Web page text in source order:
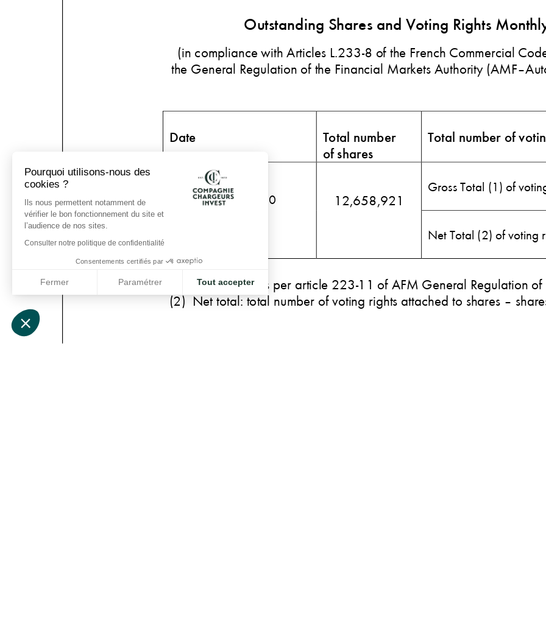
Pourquoi utilisons-nous des
cookies ?
Ils nous permettent notamment de
vérifier le bon fonctionnement du site et
l’audience de nos sites.
Consulter notre politique de confidentialité
Consentements certifiés par
Fermer Paramétrer Tout accepter
Plateforme de Gestion du Consentement : Personnalisez vos Options
Notre plateforme vous permet d'adapter et de gérer vos paramètres de confidentialité, en garantissant la conformité avec